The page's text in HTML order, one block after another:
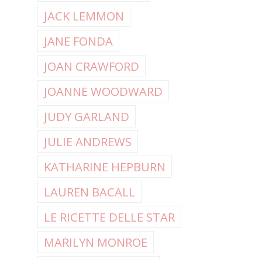
JACK LEMMON
JANE FONDA
JOAN CRAWFORD
JOANNE WOODWARD
JUDY GARLAND
JULIE ANDREWS
KATHARINE HEPBURN
LAUREN BACALL
LE RICETTE DELLE STAR
MARILYN MONROE